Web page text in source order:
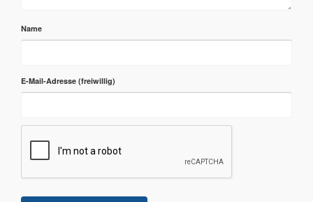
Name
E-Mail-Adresse